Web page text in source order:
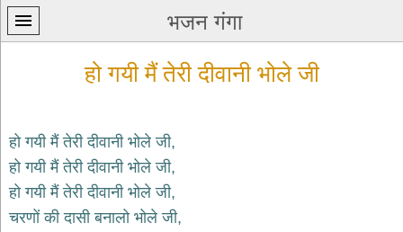
भजन गंगा
प्रथम
पन्ना
home
हो गयी मैं तेरी दीवानी भोले जी
हो गयी मैं तेरी दीवानी भोले जी,
हो गयी मैं तेरी दीवानी भोले जी,
हो गयी मैं तेरी दीवानी भोले जी,
चरणों की दासी बनालो भोले जी,